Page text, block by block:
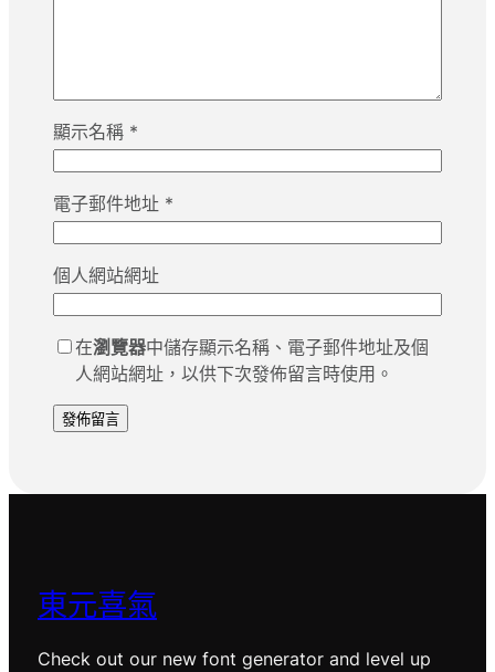
顯示名稱 *
電子郵件地址 *
個人網站網址
在瀏覽器中儲存顯示名稱、電子郵件地址及個
人網站網址，以供下次發佈留言時使用。
東元喜氣
Check out our new font generator and level up